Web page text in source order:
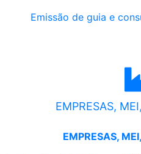
Emissão de guia e
EMPRESAS,
EMPRESAS,